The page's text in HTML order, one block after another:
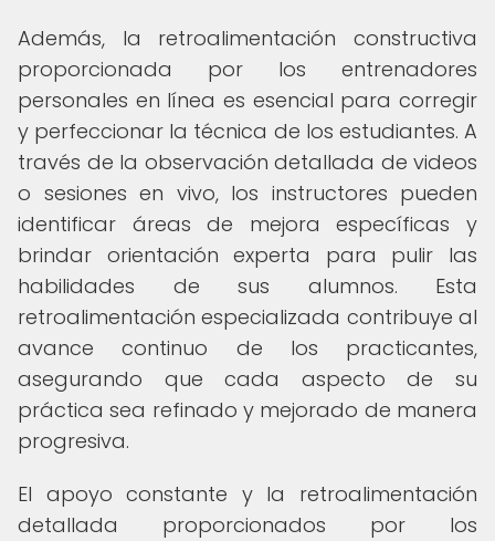
Además, la retroalimentación constructiva
proporcionada por los entrenadores
personales en línea es esencial para corregir
y perfeccionar la técnica de los estudiantes. A
través de la observación detallada de videos
o sesiones en vivo, los instructores pueden
identificar áreas de mejora específicas y
brindar orientación experta para pulir las
habilidades de sus alumnos. Esta
retroalimentación especializada contribuye al
avance continuo de los practicantes,
asegurando que cada aspecto de su
práctica sea refinado y mejorado de manera
progresiva.
El apoyo constante y la retroalimentación
detallada proporcionados por los